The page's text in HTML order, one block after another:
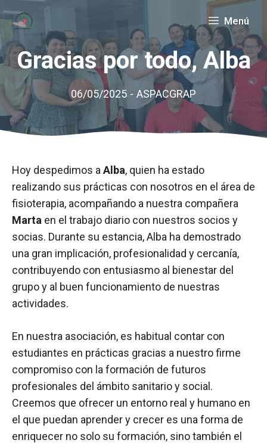
al
contenido
Menú
Gracias por todo, Alba
06/05/2025 - ASPACGRAP
Hoy despedimos a Alba, quien ha estado
realizando sus prácticas con nosotros en el área de
fisioterapia, acompañando a nuestra compañera
Marta en el trabajo diario con nuestros socios y
socias. Durante su estancia, Alba ha demostrado
una gran implicación, profesionalidad y cercanía,
contribuyendo con entusiasmo al bienestar del
grupo y al buen funcionamiento de nuestras
actividades.
En nuestra asociación, es habitual contar con
estudiantes en prácticas gracias a nuestro firme
compromiso con la formación de futuros
profesionales del ámbito sanitario y social.
Creemos que ofrecer un entorno real y humano en
el que puedan aprender y crecer es una forma de
enriquecer no solo su formación, sino también el